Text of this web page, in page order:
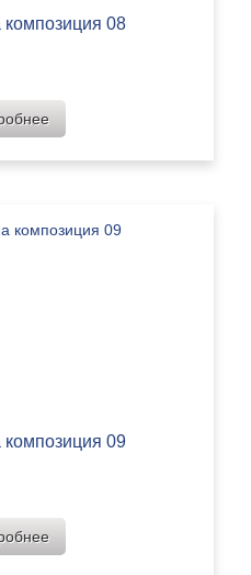
композиция 08
композиция 09